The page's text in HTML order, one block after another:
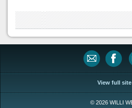
View full site
© 2026 WILLI